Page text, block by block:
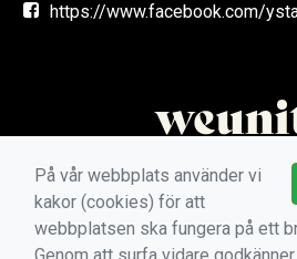
https://www.facebook.com/
På vår webbplats använder vi
kakor (cookies) för att
webbplatsen ska fungera på ett